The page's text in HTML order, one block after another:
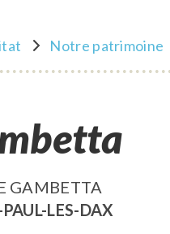
Notre patrimoine
GAMBETTA
PAUL-LES-DAX